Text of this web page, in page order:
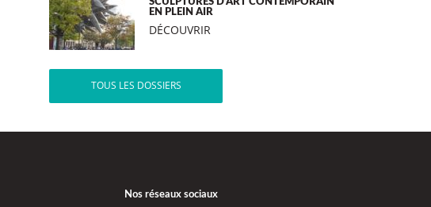
EN PLEIN AIR
DÉCOUVRIR
TOUS LES DOSSIERS
Nos réseaux sociaux